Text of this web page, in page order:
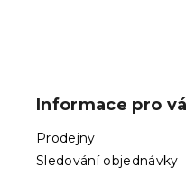
Informace pro
Prodejny
Sledování objednávky